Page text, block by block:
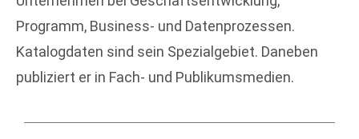
Programm, Business- und Datenprozessen.
Katalogdaten sind sein Spezialgebiet. Daneben
publiziert er in Fach- und Publikumsmedien.